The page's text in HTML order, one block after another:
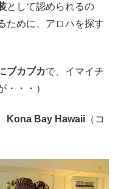
として認められるの
ために、アロハを探す
ブカブカで、イマイチ
・・・）
Kona Bay Hawaii （コ